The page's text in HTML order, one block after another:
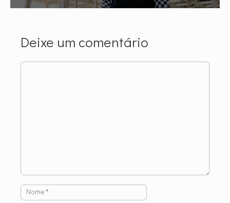
Deixe um comentário
Comentário
Nome